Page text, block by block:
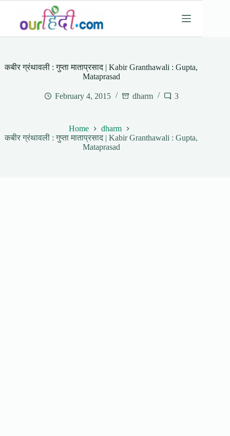
content
कबीर ग्रंथावली : गुप्ता माताप्रसाद | Kabir Granthawali : Gupta,
Mataprasad
February 4, 2015 dharm 3
Home
dharm
कबीर ग्रंथावली : गुप्ता माताप्रसाद | Kabir Granthawali : Gupta,
Mataprasad